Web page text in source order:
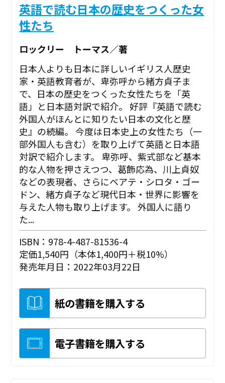
英語で読む日本の歴史をつくった女
性たち
ロックリー トーマス／著
日本人よりも日本に詳しいイギリス人歴史
家・英語教育者が、卑弥呼から緒方貞子ま
で、日本の歴史をつくった女性たちを「英
語」と日本語対訳で紹介。 好評『英語で読む
外国人がほんとに知りたい日本の文化と歴
史』の続編。 今度は日本史上の女性たち（一
部外国人も含む）を取り上げて英語と日本語
対訳で紹介します。 卑弥呼、紫式部など基本
的な人物を押さえつつ、葛飾応為、川上貞奴
などの表現者、さらにベアテ・シロタ・ゴー
ドン、緒方貞子など現代日本・世界に影響を
与えた人物も取り上げます。 外国人に語り
た...
ISBN：978-4-487-81536-4
定価1,540円（本体1,400円＋税10%）
発売年月日：2022年03月22日
紙の書籍を購入する
電子書籍を購入する